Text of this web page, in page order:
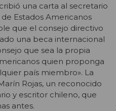
una carta al secretario
Estados Americanos
que el consejo directivo
una beca internacional
que sea la propia
quien proponga
país miembro». La
Rojas, un reconocido
y escritor chileno, que
antes.